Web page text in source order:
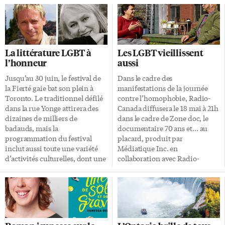
La littérature LGBT à
l’honneur
Jusqu’au 30 juin, le festival de
la Fierté gaie bat son plein à
Toronto. Le traditionnel défilé
dans la rue Yonge attirera des
dizaines de milliers de
badauds, mais la
programmation du festival
inclut aussi toute une variété
d’activités culturelles, dont une
Théâtre français de Toronto.
Cette année, les artistes Lina
Blais, Louis-Philippe
Deslauriers, Robert Godin et
Nathalie Nadon livreront des
Les LGBT vieillissent
aussi
Dans le cadre des
manifestations de la journée
contre l’homophobie, Radio-
Canada diffusera le 18 mai à 21h
dans le cadre de Zone doc, le
documentaire 70 ans et… au
placard, produit par
Médiatique Inc. en
collaboration avec Radio-
vieillissement de la population
francophone homosexuelle en
Ontario. Le documentaire suit
Jean-Rock Boutin dans sa
recherche sur les différentes